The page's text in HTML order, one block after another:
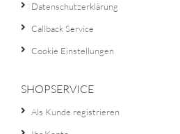
Datenschutzerklärung
Callback Service
Cookie Einstellungen
SHOPSERVICE
Als Kunde registrieren